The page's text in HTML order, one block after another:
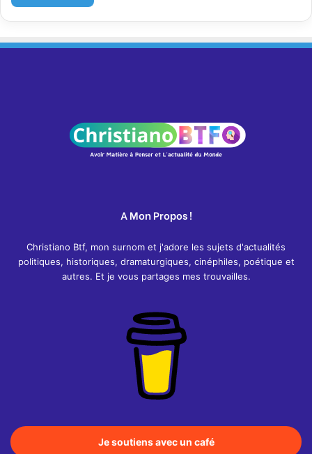
A Mon Propos !
Christiano Btf, mon surnom et j'adore les sujets d'actualités
politiques, historiques, dramaturgiques, cinéphiles, poétique et
autres. Et je vous partages mes trouvailles.
Je soutiens avec un café